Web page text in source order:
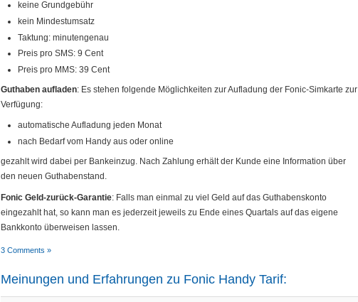
keine Grundgebühr
kein Mindestumsatz
Taktung: minutengenau
Preis pro SMS: 9 Cent
Preis pro MMS: 39 Cent
Guthaben aufladen: Es stehen folgende Möglichkeiten zur Aufladung der Fonic-Simkarte zur
Verfügung:
automatische Aufladung jeden Monat
nach Bedarf vom Handy aus oder online
gezahlt wird dabei per Bankeinzug. Nach Zahlung erhält der Kunde eine Information über
den neuen Guthabenstand.
Fonic Geld-zurück-Garantie: Falls man einmal zu viel Geld auf das Guthabenskonto
eingezahlt hat, so kann man es jederzeit jeweils zu Ende eines Quartals auf das eigene
Bankkonto überweisen lassen.
3 Comments »
Meinungen und Erfahrungen zu Fonic Handy Tarif: